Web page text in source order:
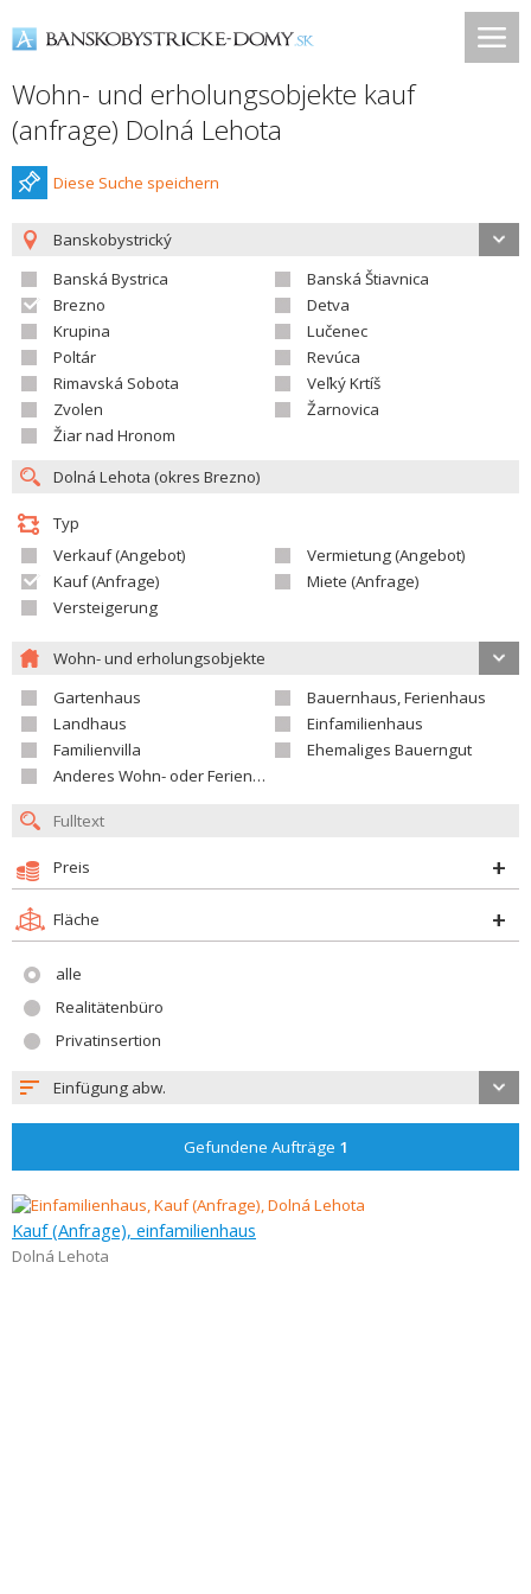
Wohn- und erholungsobjekte kauf
(anfrage) Dolná Lehota
Diese Suche speichern
Banskobystrický
Banská Bystrica
Banská Štiavnica
Brezno
Detva
Krupina
Lučenec
Poltár
Revúca
Rimavská Sobota
Veľký Krtíš
Zvolen
Žarnovica
Žiar nad Hronom
Typ
Verkauf (Angebot)
Vermietung (Angebot)
Kauf (Anfrage)
Miete (Anfrage)
Versteigerung
Wohn- und erholungsobjekte
Gartenhaus
Bauernhaus, Ferienhaus
Landhaus
Einfamilienhaus
Familienvilla
Ehemaliges Bauerngut
Anderes Wohn- oder Ferienobjekt
Preis
Fläche
alle
Realitätenbüro
Privatinsertion
Einfügung abw.
Gefundene Aufträge 1
Kauf (Anfrage), einfamilienhaus
Dolná Lehota